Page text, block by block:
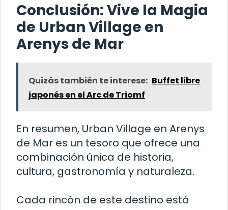
Conclusión: Vive la Magia
de Urban Village en
Arenys de Mar
Quizás también te interese: Buffet libre
japonés en el Arc de Triomf
En resumen, Urban Village en Arenys
de Mar es un tesoro que ofrece una
combinación única de historia,
cultura, gastronomía y naturaleza.
Cada rincón de este destino está